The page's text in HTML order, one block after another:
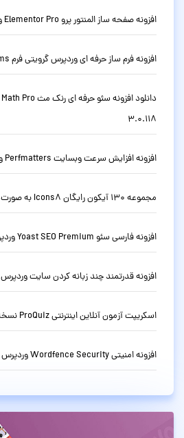
افزونه صفحه ساز المنتور پرو Elementor Pro وردپرس نسخه 4.2.1
افزونه فرم ساز حرفه ای وردپرس گرویتی فرم Gravity Forms نسخه 3.0.0
3.0.118
افزونه افزایش سرعت وبسایت Perfmatters وردپرس نسخه 2.6.6
مجموعه 130 آیکون رایگان Icons8 به صورت SVG
افزونه فارسی سئو Yoast SEO Premium وردپرس نسخه حرفه ای 28.1
افزونه قدرتمند چند زبانه کردن سایت وردپرس WPML نسخه 4.9.6
اسکریپت آزمون آنلاین اینترنتی ProQuiz نسخه 2.0.2
افزونه امنیتی Wordfence Security وردپرس نسخه 8.1.4